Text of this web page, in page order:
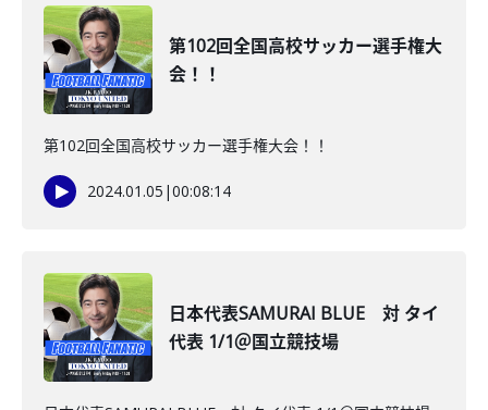
第102回全国高校サッカー選手権大
会！！
第102回全国高校サッカー選手権大会！！
2024.01.05 |00:08:14
日本代表SAMURAI BLUE 対 タイ
代表 1/1＠国立競技場